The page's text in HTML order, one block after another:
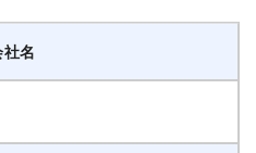
社名